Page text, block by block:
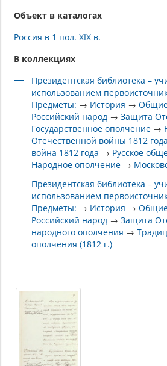
Объект в каталогах
Россия в 1 пол. XIX в.
В коллекциях
Президентская библиотека –
использованием
Предметы: → История →
Российский народ →Защита
Государственное ополчение →
Отечественной войны 1812 года
война 1812 года → Русское
Народное ополчение →
Президентская библиотека –
использованием
Предметы: → История →
Российский народ →Защита
народного ополчения →
ополчения (1812 г.)